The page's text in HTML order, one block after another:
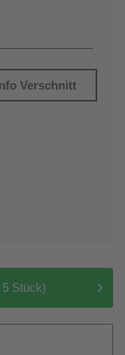
Verschnitt
Stück)